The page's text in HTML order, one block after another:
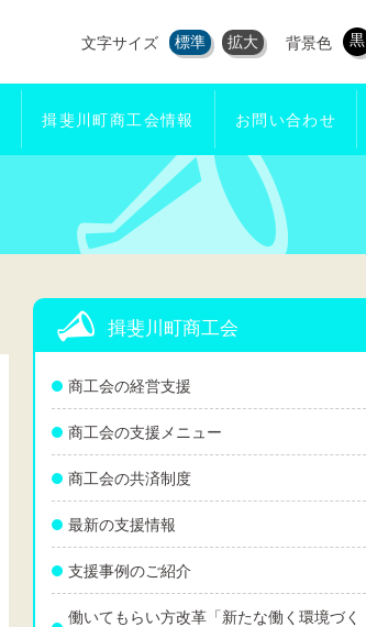
文字サイズ 標準 拡大 背景色 黒
揖斐川町商工会情報 お問い合わせ
揖斐川町商工会
商工会の経営支援
商工会の支援メニュー
商工会の共済制度
最新の支援情報
支援事例のご紹介
働いてもらい方改革「新たな働く環境づく